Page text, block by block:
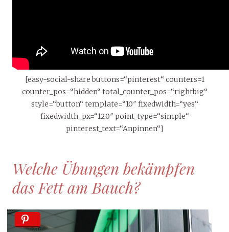
[easy-social-share buttons=“pinterest“ counters=1
counter_pos=“hidden“ total_counter_pos=“rightbig“
style=“button“ template=“10″ fixedwidth=“yes“
fixedwidth_px=“120″ point_type=“simple“
pinterest_text=“Anpinnen“]
Welche Übungen bekämpfen
das Fett am Bauch?